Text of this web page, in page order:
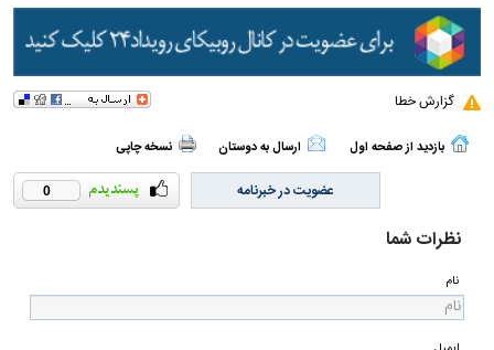
علت جوش زدن بخش‌های مختلف صورت
علت جوش زدن بخش‌های مختلف بدن